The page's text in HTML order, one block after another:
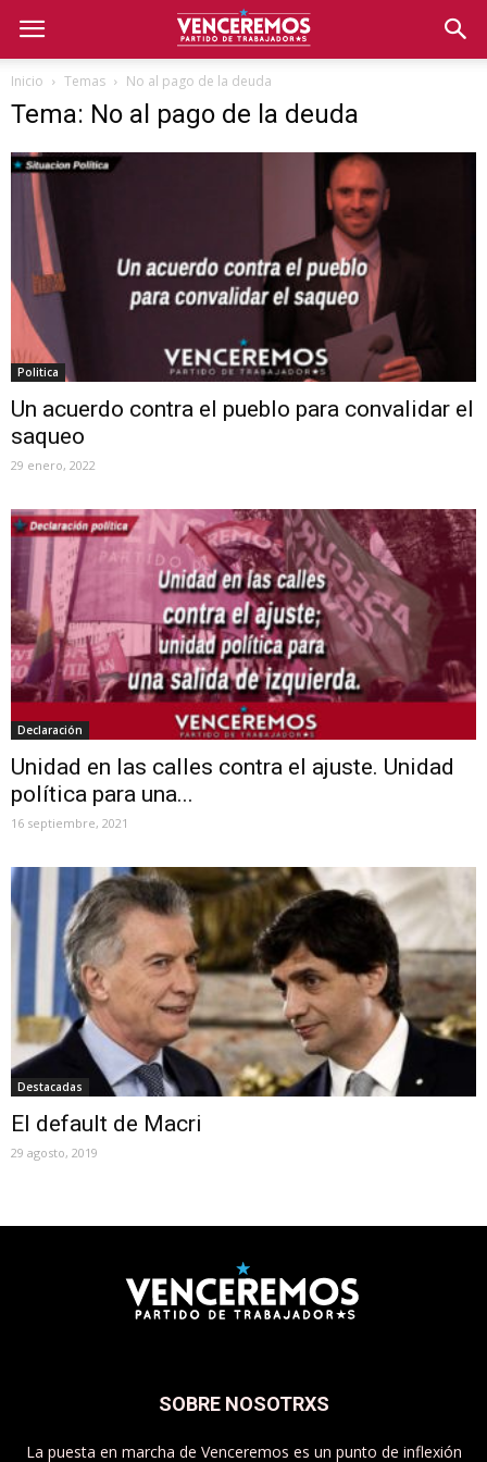
Inicio Temas No al pago de la deuda
Tema: No al pago de la deuda
Politica
Un acuerdo contra el pueblo para convalidar el
saqueo
29 enero, 2022
Declaración
Unidad en las calles contra el ajuste. Unidad
política para una...
16 septiembre, 2021
Destacadas
El default de Macri
29 agosto, 2019
SOBRE NOSOTRXS
La puesta en marcha de Venceremos es un punto de inflexión